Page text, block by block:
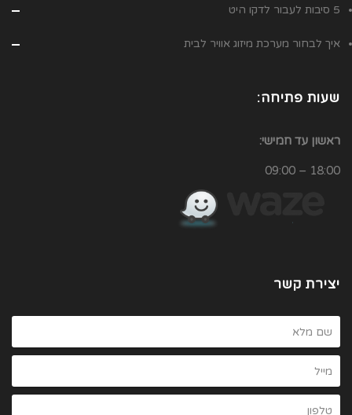
5 סיבות לעבור לדקו היט
איך לבחור מערכת מיזוג אוויר לבית
שעות פתיחה:
ראשון עד חמישי:
18:00 – 09:00
יצירת קשר